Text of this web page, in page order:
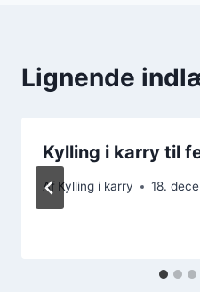
Lignende
Kylling i karry til
Af Kylling i karry 18.